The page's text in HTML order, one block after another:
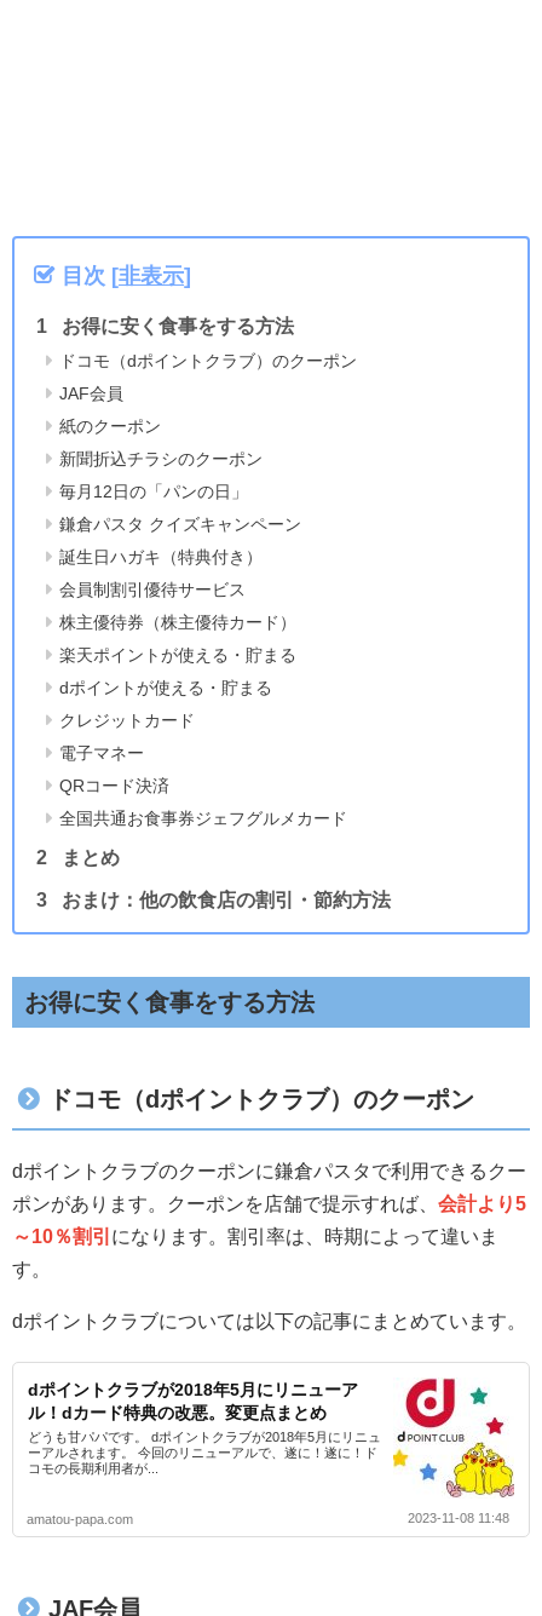
目次 [非表示]
お得に安く食事をする方法
ドコモ（dポイントクラブ）のクーポン
JAF会員
紙のクーポン
新聞折込チラシのクーポン
毎月12日の「パンの日」
鎌倉パスタ クイズキャンペーン
誕生日ハガキ（特典付き）
会員制割引優待サービス
株主優待券（株主優待カード）
楽天ポイントが使える・貯まる
dポイントが使える・貯まる
クレジットカード
電子マネー
QRコード決済
全国共通お食事券ジェフグルメカード
まとめ
おまけ：他の飲食店の割引・節約方法
お得に安く食事をする方法
ドコモ（dポイントクラブ）のクーポン
dポイントクラブのクーポンに鎌倉パスタで利用できるクー
ポンがあります。クーポンを店舗で提示すれば、 会計より5
～10％割引 になります。割引率は、時期によって違いま
す。
dポイントクラブについては以下の記事にまとめています。
dポイントクラブが2018年5月にリニューア
ル！dカード特典の改悪。変更点まとめ
どうも甘パパです。 dポイントクラブが2018年5月にリニュ
ーアルされます。 今回のリニューアルで、遂に！遂に！ド
コモの長期利用者が...
amatou-papa.com 2023-11-08 11:48
JAF会員